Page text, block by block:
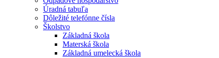
Úradná tabuľa
Dôležité telefónne čísla
Školstvo
Základná škola
Materská škola
Základná umelecká škola